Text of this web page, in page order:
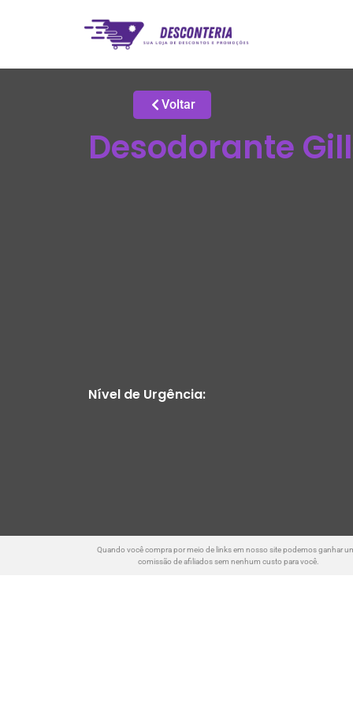
Voltar
Desodorante
Nível de Urgência:
Quando você compra por meio de links em nosso site podemos ganhar
comissão de afiliados sem nenhum custo para você.